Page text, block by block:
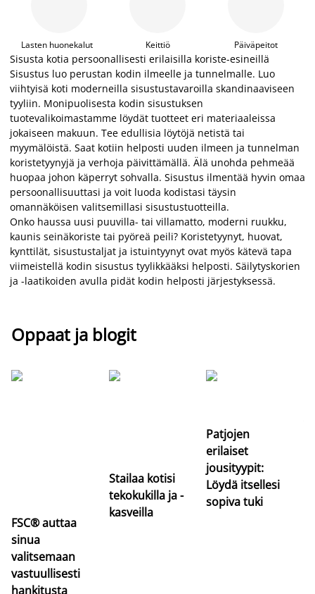
Lasten huonekalut Keittiö Päiväpeitot
Sisusta kotia persoonallisesti erilaisilla koriste-esineillä
Sisustus luo perustan kodin ilmeelle ja tunnelmalle. Luo
viihtyisä koti moderneilla sisustustavaroilla skandinaaviseen
tyyliin. Monipuolisesta kodin sisustuksen
tuotevalikoimastamme löydät tuotteet eri materiaaleissa
jokaiseen makuun. Tee edullisia löytöjä netistä tai
myymälöistä. Saat kotiin helposti uuden ilmeen ja tunnelman
koristetyynyjä ja verhoja päivittämällä. Älä unohda pehmeää
huopaa johon käperryt sohvalla. Sisustus ilmentää hyvin omaa
persoonallisuuttasi ja voit luoda kodistasi täysin
omannäköisen valitsemillasi sisustustuotteilla.
Onko haussa uusi puuvilla- tai villamatto, moderni ruukku,
kaunis seinäkoriste tai pyöreä peili? Koristetyynyt, huovat,
kynttilät, sisustustaljat ja istuintyynyt ovat myös kätevä tapa
viimeistellä kodin sisustus tyylikkääksi helposti. Säilytyskorien
ja -laatikoiden avulla pidät kodin helposti järjestyksessä.
Oppaat ja blogit
FSC® auttaa
sinua
valitsemaan
vastuullisesti
hankitusta
Stailaa kotisi
tekokukilla ja -
kasveilla
Patjojen
erilaiset
jousityypit:
Löydä itsellesi
sopiva tuki